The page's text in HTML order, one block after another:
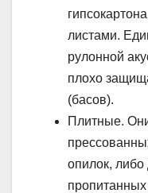
листами.
рулонной
плохо
(басов).
Плитные.
опилок, либо